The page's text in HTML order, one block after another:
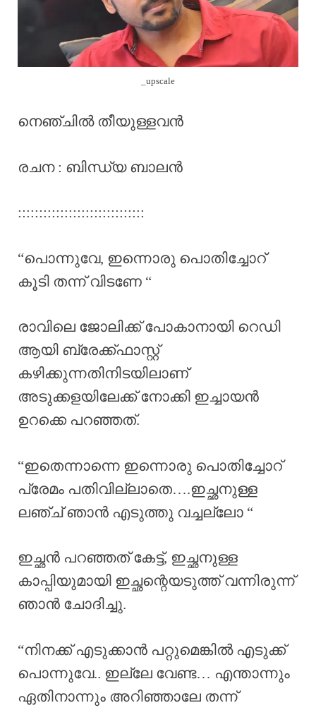
_upscale
നെഞ്ചിൽ തീയുള്ളവൻ
രചന : ബിന്ധ്യ ബാലൻ
::::::::::::::::::::::::::::::
“പൊന്നുവേ, ഇന്നൊരു പൊതിച്ചോറ്
കൂടി തന്ന് വിടണേ “
രാവിലെ ജോലിക്ക് പോകാനായി റെഡി
ആയി ബ്രേക്ക്ഫാസ്റ്റ്
കഴിക്കുന്നതിനിടയിലാണ്
അടുക്കളയിലേക്ക് നോക്കി ഇച്ചായൻ
ഉറക്കെ പറഞ്ഞത്.
“ഇതെന്നാന്നെ ഇന്നൊരു പൊതിച്ചോറ്
പ്രേമം പതിവില്ലാതെ….ഇച്ഛനുള്ള
ലഞ്ച് ഞാൻ എടുത്തു വച്ചല്ലോ “
ഇച്ഛൻ പറഞ്ഞത് കേട്ട്, ഇച്ഛനുള്ള
കാപ്പിയുമായി ഇച്ഛന്റെയടുത്ത് വന്നിരുന്ന്
ഞാൻ ചോദിച്ചു.
“നിനക്ക് എടുക്കാൻ പറ്റുമെങ്കിൽ എടുക്ക്
പൊന്നുവേ.. ഇല്ലേ വേണ്ട… എന്താന്നും
ഏതിനാന്നും അറിഞ്ഞാലേ തന്ന്